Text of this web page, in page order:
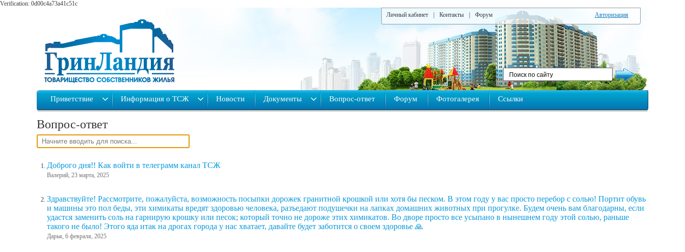
Verification: 0d00c4a73a41c51c
Личный кабинет
Контакты Форум Авторизация
Приветствие Информация о ТСЖ Новости Документы Вопрос-ответ Форум Фотогалерея Ссылки
Вопрос-ответ
Доброго дня!! Как войти в телеграмм канал ТСЖ
Валерий, 23 марта, 2025
Здравствуйте! Рассмотрите, пожалуйста, возможность посыпки дорожек гранитной крошкой или хотя бы песком. В этом году у вас просто перебор с солью! Портит обувь
и машины это пол беды, эти химикаты вредят здоровью человека, разъедают подушечки на лапках домашних животных при прогулке. Будем очень вам благодарны, если
удастся заменить соль на гарнирую крошку или песок; который точно не дороже этих химикатов. Во дворе просто все усыпано в нынешнем году этой солью, раньше
такого не было! Этого яда итак на дрогах города у нас хватает, давайте будет заботится о своем здоровье 🙏
Дарья, 6 февраля, 2025